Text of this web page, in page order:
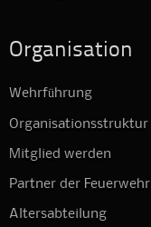
Organisation
Wehrführung
Organisationsstruktur
Mitglied werden
Partner der Feuerwehr
Altersabteilung